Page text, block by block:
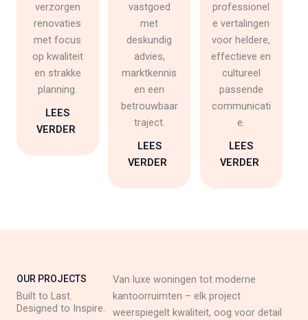
verzorgen
renovaties
met focus
op kwaliteit
en strakke
planning.
LEES
VERDER
vastgoed
met
deskundig
advies,
marktkennis
en een
betrouwbaar
traject.
LEES
VERDER
professionel
e vertalingen
voor heldere,
effectieve en
cultureel
passende
communicati
e.
LEES
VERDER
OUR PROJECTS
Built to Last.
Designed to Inspire.
Van luxe woningen tot moderne
kantoorruimten – elk project
weerspiegelt kwaliteit, oog voor detail